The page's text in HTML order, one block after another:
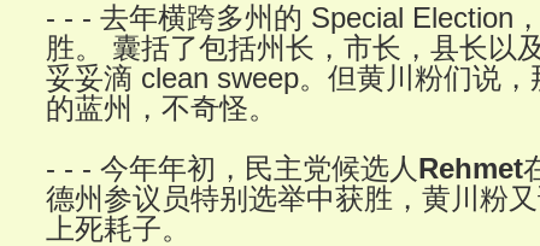
- - - 去年横跨多州的 Special Election
胜。 囊括了包括州长，市长，县长以
妥妥滴 clean sweep。但黄川粉们说
的蓝州，不奇怪。
- - - 今年年初，民主党候选人 Rehmet
德州参议员特别选举中获胜，黄川粉
上死耗子。